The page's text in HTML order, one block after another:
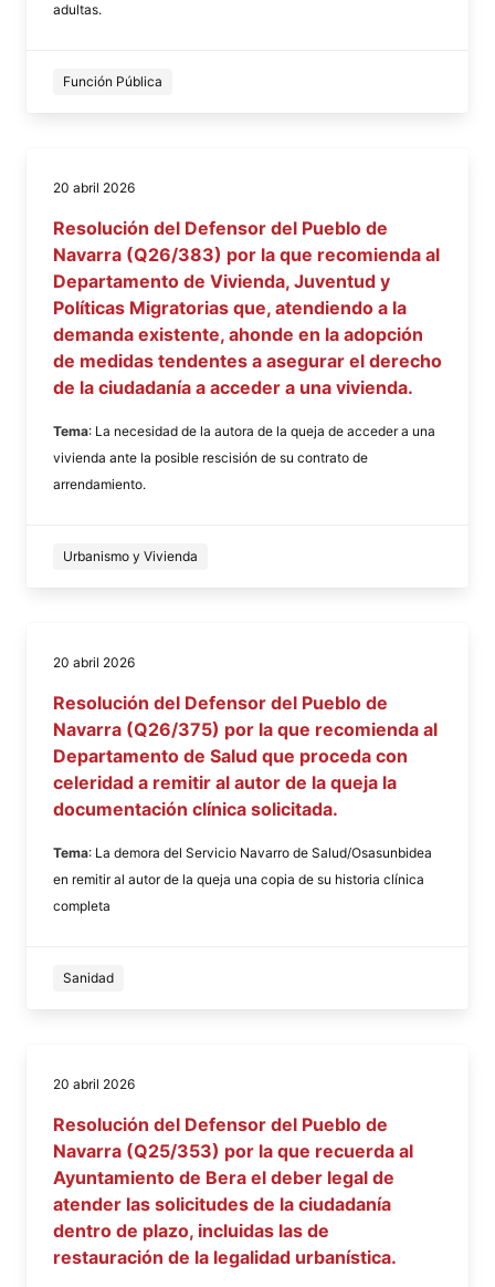
adultas.
Función Pública
20 abril 2026
Resolución del Defensor del Pueblo de
Navarra (Q26/383) por la que recomienda al
Departamento de Vivienda, Juventud y
Políticas Migratorias que, atendiendo a la
demanda existente, ahonde en la adopción
de medidas tendentes a asegurar el derecho
de la ciudadanía a acceder a una vivienda.
Tema: La necesidad de la autora de la queja de acceder a una
vivienda ante la posible rescisión de su contrato de
arrendamiento.
Urbanismo y Vivienda
20 abril 2026
Resolución del Defensor del Pueblo de
Navarra (Q26/375) por la que recomienda al
Departamento de Salud que proceda con
celeridad a remitir al autor de la queja la
documentación clínica solicitada.
Tema: La demora del Servicio Navarro de Salud/Osasunbidea
en remitir al autor de la queja una copia de su historia clínica
completa
Sanidad
20 abril 2026
Resolución del Defensor del Pueblo de
Navarra (Q25/353) por la que recuerda al
Ayuntamiento de Bera el deber legal de
atender las solicitudes de la ciudadanía
dentro de plazo, incluidas las de
restauración de la legalidad urbanística.